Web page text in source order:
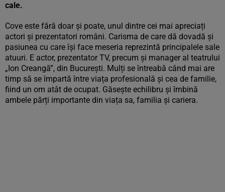
cale.
Cove este fără doar și poate, unul dintre cei mai apreciați
actori și prezentatori români. Carisma de care dă dovadă și
pasiunea cu care își face meseria reprezintă principalele sale
atuuri. E actor, prezentator TV, precum și manager al teatrului
„Ion Creangă”, din București. Mulți se întreabă când mai are
timp să se împartă între viața profesională și cea de familie,
fiind un om atât de ocupat. Găsește echilibru și îmbină
ambele părți importante din viața sa, familia și cariera.